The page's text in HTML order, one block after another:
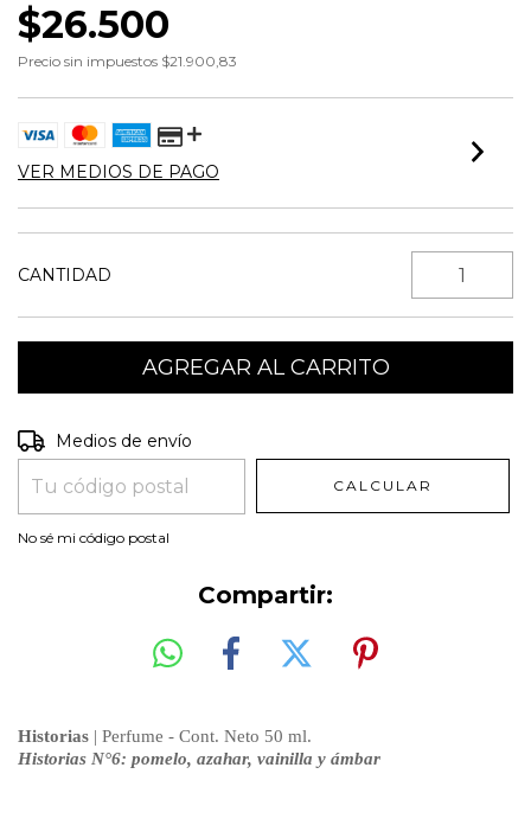
$26.500
Precio sin impuestos $21.900,83
VER MEDIOS DE PAGO
CANTIDAD
Entregas para el CP:
Medios de envío
CALCULAR
No sé mi código postal
Compartir:
Historias | Perfume - Cont. Neto 50 ml.
Historias N°6: pomelo, azahar, vainilla y ámbar